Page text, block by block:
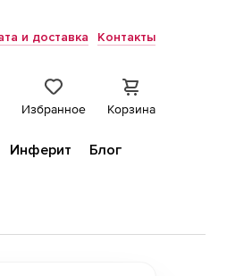
и доставка Контакты
Избранное Корзина
Инферит
Блог